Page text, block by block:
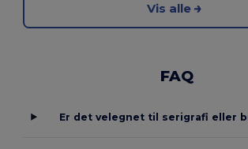
Vis alle
FAQ
Er det velegnet til serigrafi eller